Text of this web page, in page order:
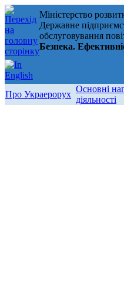
Міністерство
Державне
обслуговування
Безпека.
Про Украерорух
Основні
діяльності